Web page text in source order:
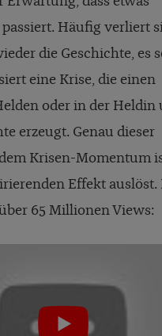
passiert. Häufig verliert
die Geschichte, es
eine Krise, die einen
oder in der Heldin
erzeugt. Genau dieser
Krisen-­Momentum
Effekt auslöst.
65 Millionen Views: